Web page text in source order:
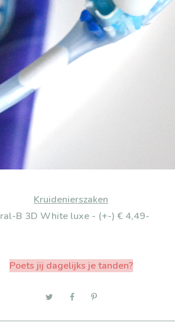
Kruidenierszaken
B 3D White luxe - (+-) € 4,49-
Poets jij dagelijks je tanden?